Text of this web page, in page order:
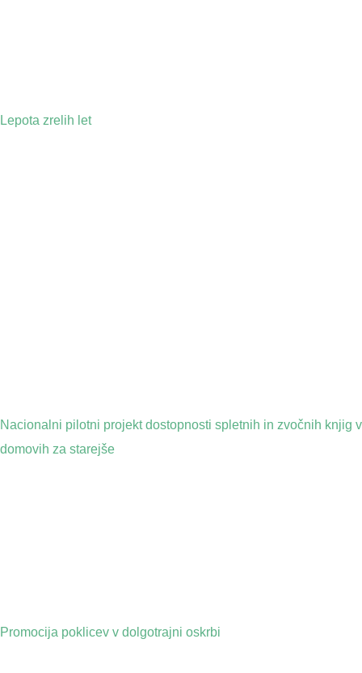
Lepota zrelih let
Nacionalni pilotni projekt dostopnosti spletnih in zvočnih knjig v
domovih za starejše
Promocija poklicev v dolgotrajni oskrbi